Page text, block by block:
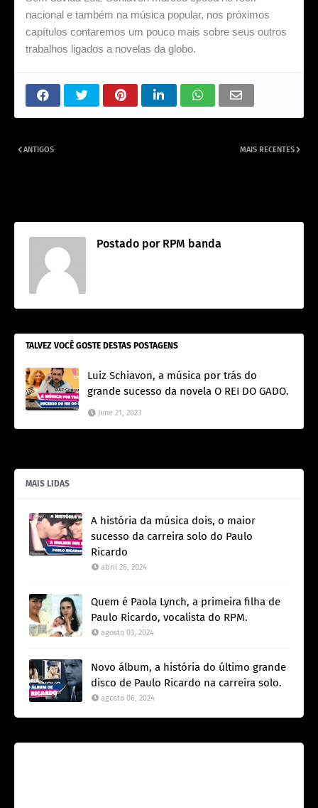
nacional e também na música popular, nos próximos
capítulos contaremos um pouco mais sobre seus outros
trabalhos ligados a novelas da globo.
MAIS RECENTES
ANTIGOS
Postado porRPM banda
TALVEZ VOCÊ GOSTE DESTAS POSTAGENS
Luiz Schiavon, a música por trás do
grande sucesso da novela O REI DO GADO.
June 21, 2023
MAIS LIDAS
A história da música dois, o maior
sucesso da carreira solo do Paulo
Ricardo
abril 26, 2024
Quem é Paola Lynch, a primeira filha de
Paulo Ricardo, vocalista do RPM.
agosto 03, 2024
Novo álbum, a história do último grande
disco de Paulo Ricardo na carreira solo.
agosto 06, 2024